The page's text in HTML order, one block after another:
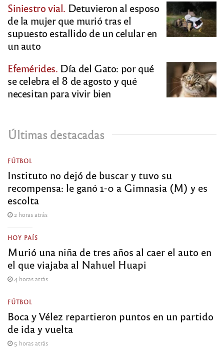
Siniestro vial. Detuvieron al esposo
de la mujer que murió tras el
supuesto estallido de un celular en
un auto
Efemérides. Día del Gato: por qué
se celebra el 8 de agosto y qué
necesitan para vivir bien
Últimas destacadas
FÚTBOL
Instituto no dejó de buscar y tuvo su
recompensa: le ganó 1-0 a Gimnasia (M) y es
escolta
2 horas atrás
HOY PAÍS
Murió una niña de tres años al caer el auto en
el que viajaba al Nahuel Huapi
4 horas atrás
FÚTBOL
Boca y Vélez repartieron puntos en un partido
de ida y vuelta
5 horas atrás